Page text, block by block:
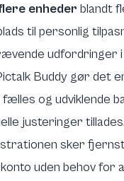
enheder blandt
til personlig
udfordringer i
Buddy gør det
og udviklende
justeringer tillades.
sker
uden behov for